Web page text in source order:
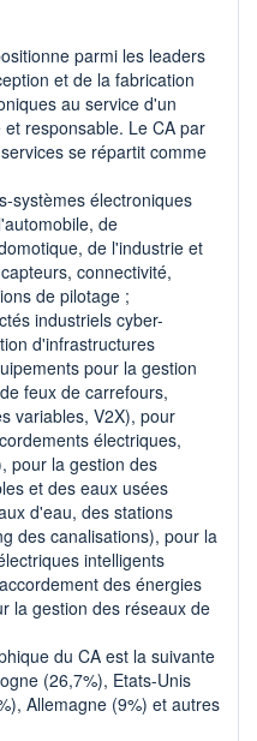
parmi les leaders
et de la fabrication
au service d'un
responsable. Le CA par
se répartit comme
systèmes électroniques
de
de l'industrie et
connectivité,
de pilotage ;
industriels cyber-
d'infrastructures
pour la gestion
feux de carrefours,
variables, V2X), pour
électriques,
pour la gestion des
et des eaux usées
d'eau, des stations
des canalisations), pour la
intelligents
des énergies
la gestion des réseaux de
du CA est la suivante
(26,7%), Etats-Unis
Allemagne (9%) et autres